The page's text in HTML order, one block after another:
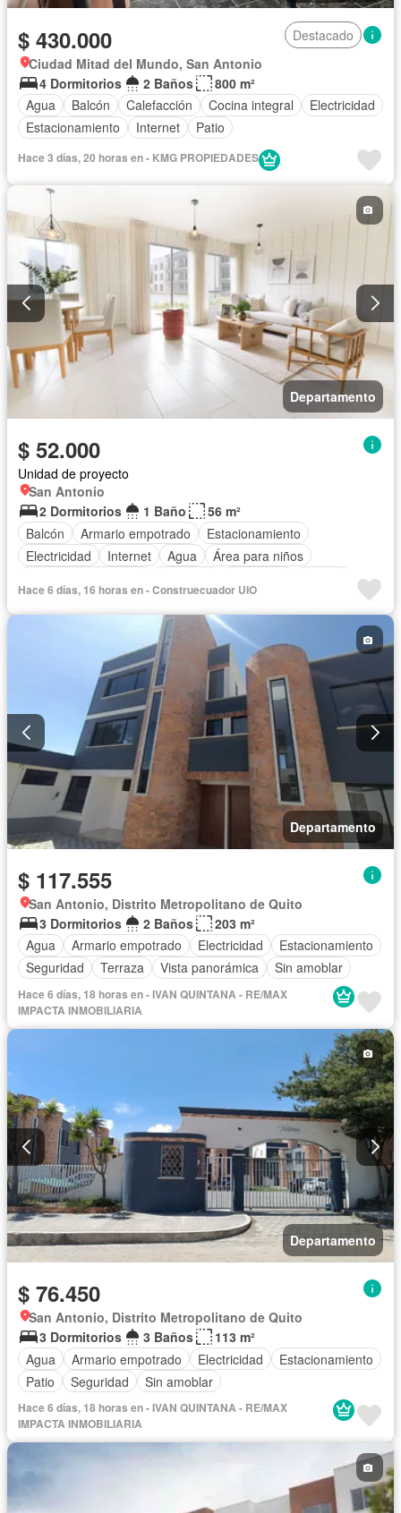
$ 430.000
Destacado
Ciudad Mitad del Mundo, San Antonio
4 Dormitorios
2 Baños
800 m²
Agua
Balcón Calefacción Cocina integral
Electricidad
Estacionamiento
Internet Patio
Hace 3 días, 20 horas en - KMG PROPIEDADES
Departamento
$ 52.000
Unidad de proyecto
San Antonio
2 Dormitorios
1 Baño
56 m²
Balcón
Armario empotrado
Estacionamiento
Electricidad
Internet Agua
Área para niños
Hace 6 días, 16 horas en - Construecuador UIO
Departamento
$ 117.555
San Antonio, Distrito Metropolitano de Quito
3 Dormitorios
2 Baños
203 m²
Agua
Armario empotrado Electricidad
Estacionamiento
Seguridad
Terraza Vista panorámica Sin amoblar
Hace 6 días, 18 horas en - IVAN QUINTANA - RE/MAX
IMPACTA INMOBILIARIA
Departamento
$ 76.450
San Antonio, Distrito Metropolitano de Quito
3 Dormitorios
3 Baños
113 m²
Agua
Armario empotrado Electricidad
Estacionamiento
Patio
Seguridad Sin amoblar
Hace 6 días, 18 horas en - IVAN QUINTANA - RE/MAX
IMPACTA INMOBILIARIA